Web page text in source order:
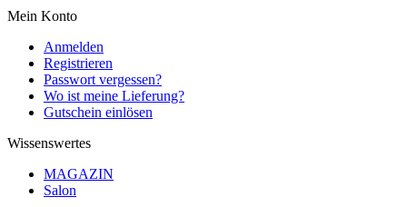
Mein Konto
Anmelden
Registrieren
Passwort vergessen?
Wo ist meine Lieferung?
Gutschein einlösen
Wissenswertes
MAGAZIN
Salon